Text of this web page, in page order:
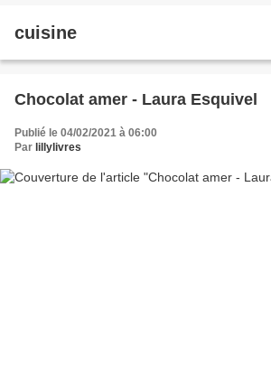
cuisine
Chocolat amer - Laura Esquivel
Publié le 04/02/2021 à 06:00
Par lillylivres